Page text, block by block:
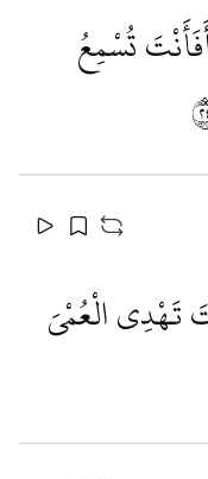
تُسْمِعُ
تَهْدِي الْعُمْيَ